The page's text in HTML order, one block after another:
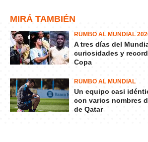
MIRÁ TAMBIÉN
RUMBO AL MUNDIAL
A tres días del
curiosidades y
Copa
RUMBO AL MUNDIAL
Un equipo casi
con varios nombres
de Qatar